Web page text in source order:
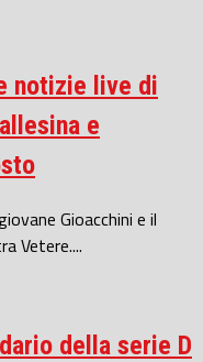
notizie live di
e
Gioacchini e il
Vetere....
della serie D